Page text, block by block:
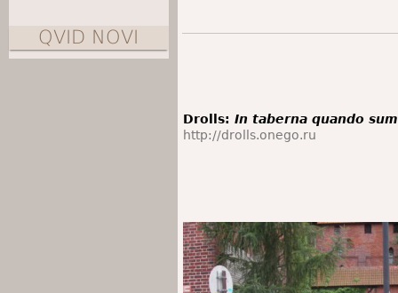
Drolls: In taberna quando
http://drolls.onego.ru
QVID NOVI